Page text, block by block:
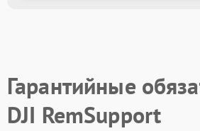
Гарантийные
DJI RemSupport